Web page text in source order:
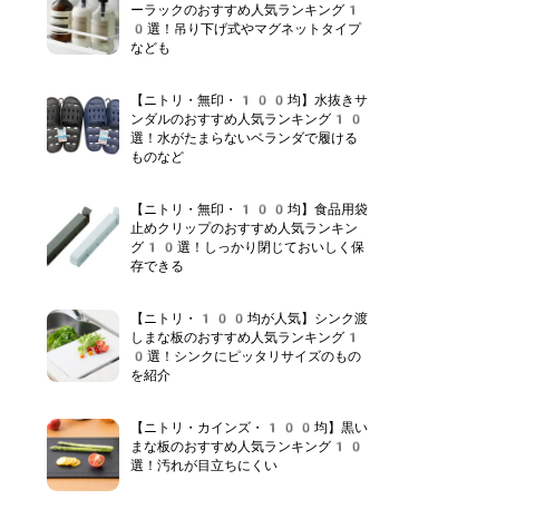
ーラックのおすすめ人気ランキング1
0選！吊り下げ式やマグネットタイプ
なども
【ニトリ・無印・100均】水抜きサ
ンダルのおすすめ人気ランキング10
選！水がたまらないベランダで履ける
ものなど
【ニトリ・無印・100均】食品用袋
止めクリップのおすすめ人気ランキン
グ10選！しっかり閉じておいしく保
存できる
【ニトリ・100均が人気】シンク渡
しまな板のおすすめ人気ランキング1
0選！シンクにピッタリサイズのもの
を紹介
【ニトリ・カインズ・100均】黒い
まな板のおすすめ人気ランキング10
選！汚れが目立ちにくい